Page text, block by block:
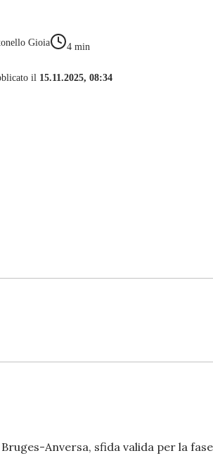
Gioia 4 min
il 15.11.2025, 08:34
Bruges-Anversa, sfida valida per la